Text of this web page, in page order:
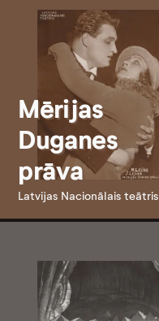
Mērijas
Duganes
prāva
Latvijas Nacionālais teātris